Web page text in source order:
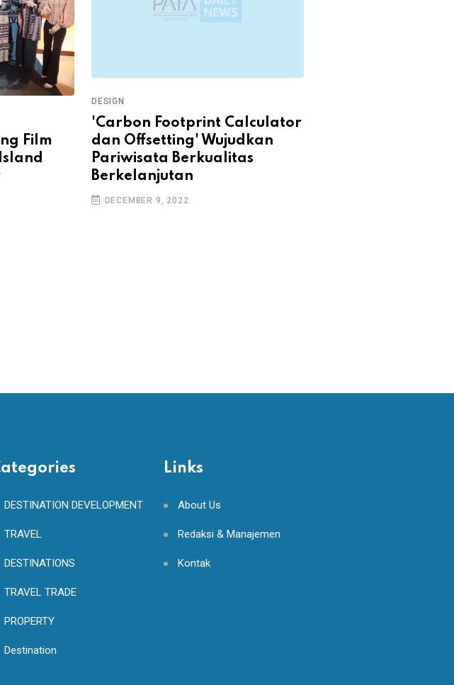
Film
DESIGN
'Carbon Footprint Calculator
dan Offsetting' Wujudkan
Pariwisata Berkualitas
Berkelanjutan
DECEMBER 9, 2022
DESTINATION DEVELOPMENT
TRAVEL
DESTINATIONS
TRAVEL TRADE
PROPERTY
Destination
Links
About Us
Redaksi & Manajemen
Kontak